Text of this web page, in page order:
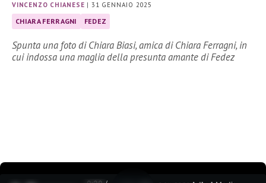
VINCENZO CHIANESE |31 GENNAIO 2025
CHIARA FERRAGNI FEDEZ
Spunta una foto di Chiara Biasi, amica di Chiara Ferragni, in
cui indossa una maglia della presunta amante di Fedez